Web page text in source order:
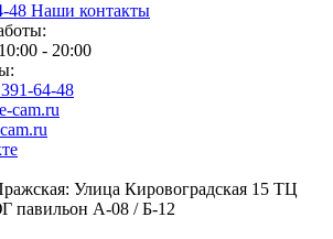
48 Наши контакты
- 20:00
64-48
cam.ru
Улица Кировоградская 15 ТЦ
павильон А-08 / Б-12